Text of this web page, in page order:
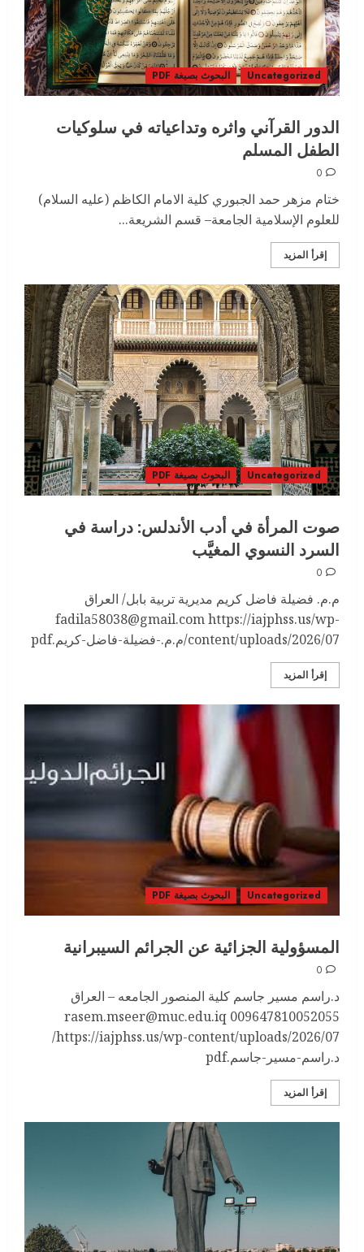
Uncategorized البحوث بصيغة PDF
الدور القرآني واثره وتداعياته في سلوكيات
الطفل المسلم
0
ختام مزهر حمد الجبوري كلية الامام الكاظم (عليه السلام)
للعلوم الإسلامية الجامعة– قسم الشريعة...
إقرأ المزيد
Uncategorized البحوث بصيغة PDF
صوت المرأة في أدب الأندلس: دراسة في
السرد النسوي المغيَّب
0
م.م. فضيلة فاضل كريم مديرية تربية بابل/ العراق
fadila58038@gmail.com https://iajphss.us/wp-
content/uploads/2026/07/م.م.-فضيلة-فاضل-كريم.pdf
إقرأ المزيد
Uncategorized البحوث بصيغة PDF
المسؤولية الجزائية عن الجرائم السيبرانية
0
د.راسم مسير جاسم كلية المنصور الجامعه – العراق
rasem.mseer@muc.edu.iq 009647810052055
https://iajphss.us/wp-content/uploads/2026/07/
د.راسم-مسير-جاسم.pdf
إقرأ المزيد